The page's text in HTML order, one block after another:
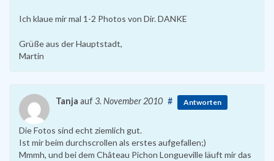
Ich klaue mir mal 1-2 Photos von Dir. DANKE
Grüße aus der Hauptstadt,
Martin
Tanja auf3. November 2010 # Antworten
Die Fotos sind echt ziemlich gut.
Ist mir beim durchscrollen als erstes aufgefallen;)
Mmmh, und bei dem Château Pichon Longueville läuft mir das